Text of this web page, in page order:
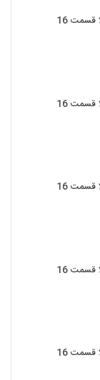
دانلود سریال هیولا قسمت 16
دانلود سریال هیولا قسمت 16
دانلود سریال هیولا قسمت 16
دانلود سریال هیولا قسمت 16
دانلود سریال هیولا قسمت 16